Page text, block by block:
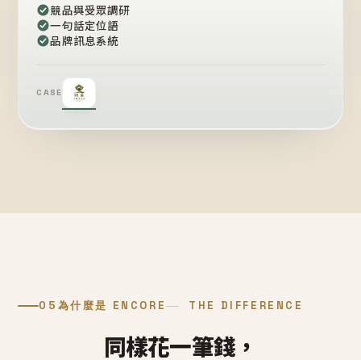
競品與受眾調研
一句話定位語
品牌訊息系統
CASE
05 為什麼是 ENCORE THE DIFFERENCE
同樣花一筆錢，